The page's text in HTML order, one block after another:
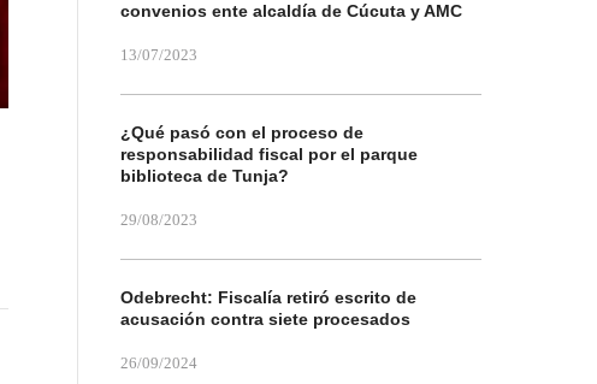
convenios ente alcaldía de Cúcuta y AMC
13/07/2023
¿Qué pasó con el proceso de
responsabilidad fiscal por el parque
biblioteca de Tunja?
29/08/2023
Odebrecht: Fiscalía retiró escrito de
acusación contra siete procesados
26/09/2024